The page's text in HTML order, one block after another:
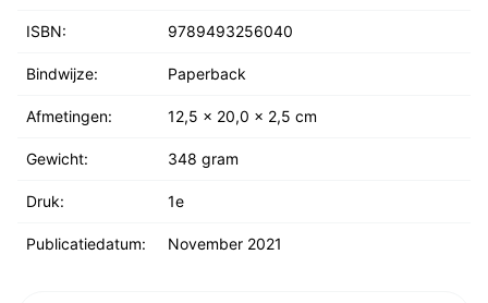
ISBN: 9789493256040
Bindwijze: Paperback
Afmetingen: 12,5 x 20,0 x 2,5 cm
Gewicht: 348 gram
Druk: 1e
Publicatiedatum: November 2021